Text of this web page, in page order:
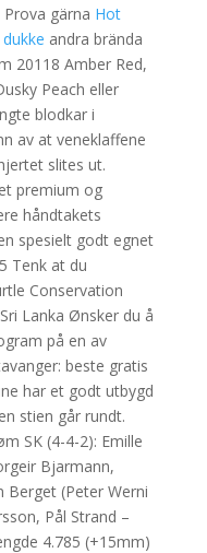
gärna Hot
andra brända
20118 Amber Red,
Peach eller
blodkar i
av at veneklaffene
slites ut.
premium og
håndtakets
spesielt godt egnet
Tenk at du
Conservation
Lanka Ønsker du å
på en av
beste gratis
har et godt utbygd
stien går rundt.
SK (4-4-2): Emille
Bjarmann,
Berget (Peter Werni
Pål Strand –
4.785 (+15mm)